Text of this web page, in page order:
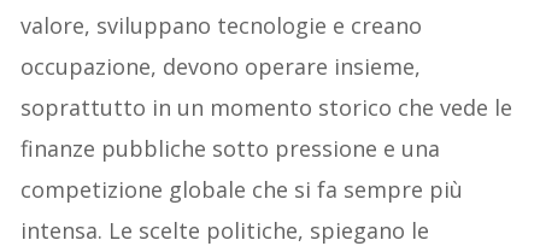
valore, sviluppano tecnologie e creano
occupazione, devono operare insieme,
soprattutto in un momento storico che vede le
finanze pubbliche sotto pressione e una
competizione globale che si fa sempre più
intensa. Le scelte politiche, spiegano le